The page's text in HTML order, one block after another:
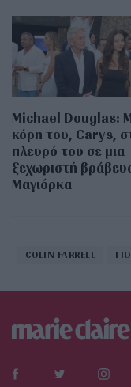
Michael Douglas:
κόρη του, Carys,
πλευρό του σε μια
ξεχωριστή
Μαγιόρκα
COLIN FARRELL